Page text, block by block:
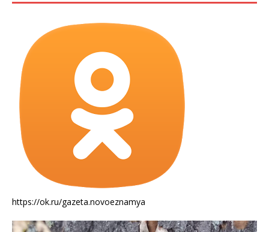
https://ok.ru/gazeta.novoeznamya